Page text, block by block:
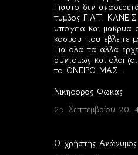
Γιαυτο δεν
τυμβος ΓΙΑΤΙ
υπογεια και μακρυα
κοσμου που εβλεπε
Για ολα τα αλλα
συντομως και ολοι
το ΟΝΕΙΡΟ ΜΑΣ...
Νικηφορος Φωκας
25 Σεπτεμβρίου
Ο χρήστης